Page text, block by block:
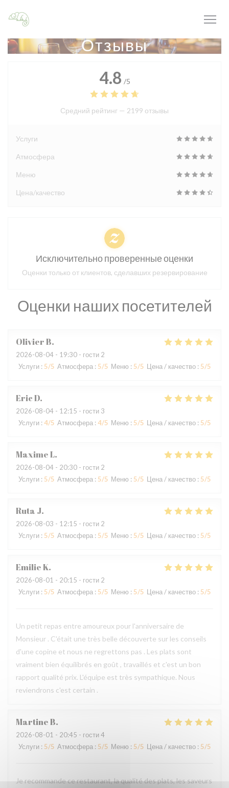
Отзывы
Оценки наших посетителей
OlivierB
2026-08-04 - 19:30 - гости 2
Услуги : 5/5 Атмосфера : 5/5 Меню : 5/5 Цена / качество : 5/5
EricD
2026-08-04 - 12:15 - гости 3
Услуги : 4/5 Атмосфера : 4/5 Меню : 5/5 Цена / качество : 5/5
MaximeL
2026-08-04 - 20:30 - гости 2
Услуги : 5/5 Атмосфера : 5/5 Меню : 5/5 Цена / качество : 5/5
Ruta J
2026-08-03 - 12:15 - гости 2
Услуги : 5/5 Атмосфера : 5/5 Меню : 5/5 Цена / качество : 5/5
EmilieK
2026-08-01 - 20:15 - гости 2
Услуги : 5/5 Атмосфера : 5/5 Меню : 5/5 Цена / качество : 5/5
Un petit repas entre amoureux pour l'anniversaire de
Monsieur . C'était une très belle découverte sur les conseils
d'une copine et nous ne regrettons pas . Les plats sont
vraiment bien équilibrés en goût , travaillés et c'est un bon
rapport qualité prix. L'équipe est très sympathique. Nous
reviendrons c'est certain .
MartineB
2026-08-01 - 20:45 - гости 4
Услуги : 5/5 Атмосфера : 5/5 Меню : 5/5 Цена / качество : 5/5
Je recommande ce restaurant, la qualité des plats, les saveurs
4.8 /5
Средний рейтинг — 2199 отзывы
Услуги
Атмосфера
Меню
Цена/качество
Исключительно проверенные оценки
Оценки только от клиентов, сделавших резервирование